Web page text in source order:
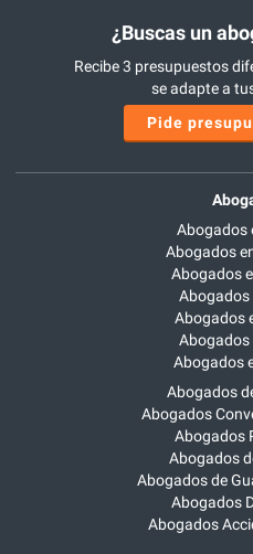
¿Buscas un
Recibe 3 presupuestos
se adapte a
Pide
Abogados
Abogados
Abogados
Abogados
Abogados
Abogados
Abogados
Abogados
Abogados
Abogados
Abogados
Abogados de
Abogados
Abogados